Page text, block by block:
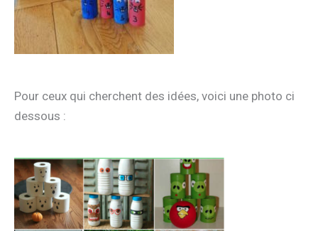
Pour ceux qui cherchent des idées, voici une photo ci
dessous :